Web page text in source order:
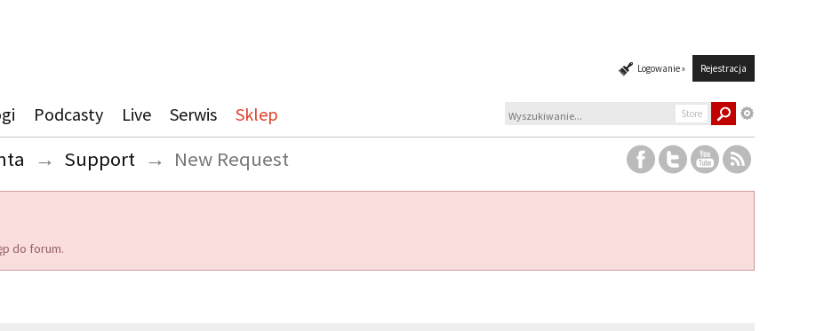
Logowanie » Rejestracja
Podcasty Live Serwis Sklep Store
→ Support → New Request
do forum.